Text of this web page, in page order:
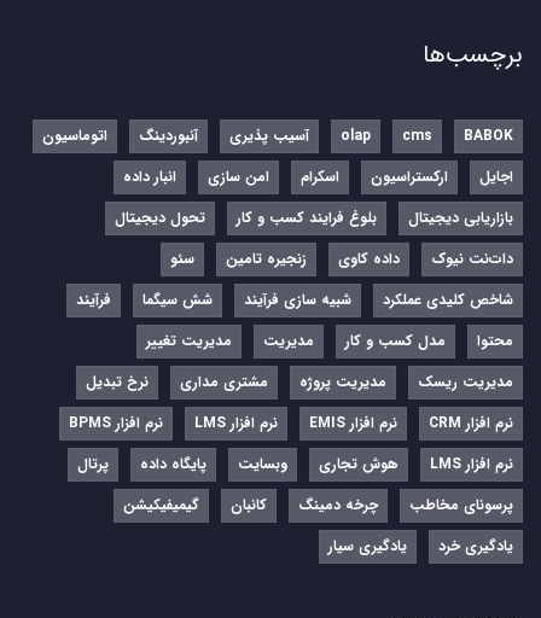
برچسب‌ها
BABOK
cms
olap آسیب پذیری آنبوردینگ
اتوماسیون
اجایل
ارکستراسیون اسکرام امن سازی
انبار داده
بازاریابی دیجیتال
بلوغ فرایند کسب و کار
تحول دیجیتال
دات‌نت نیوک
داده کاوی زنجیره تامین
سئو
شاخص کلیدی عملکرد
شبیه سازی فرآیند شش سیگما
فرآیند
محتوا
مدل کسب و کار مدیریت
مدیریت تغییر
مدیریت ریسک
مدیریت پروژه مشتری مداری
نرخ تبدیل
نرم‌ افزار CRM
نرم‌ افزار EMIS نرم‌ افزار LMS
نرم افزار BPMS
نرم افزار LMS
هوش تجاری وبسایت پایگاه داده
پرتال
پرسونای مخاطب
چرخه دمینگ کانبان
گیمیفیکیشن
یادگیری خرد
یادگیری سیار